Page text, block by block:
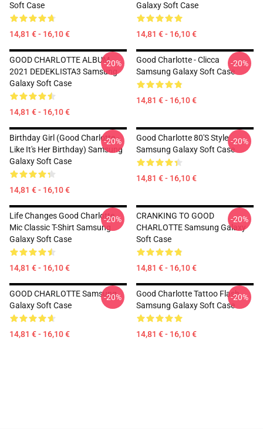
Soft Case
14,81 € - 16,10 €
Galaxy Soft Case
14,81 € - 16,10 €
GOOD CHARLOTTE ALBUM
2021 DEDEKLISTA3 Samsung
Galaxy Soft Case
14,81 € - 16,10 €
-20%
Good Charlotte - Clicca
Samsung Galaxy Soft Case
14,81 € - 16,10 €
-20%
Birthday Girl (Good Charlotte -
Like It's Her Birthday) Samsung
Galaxy Soft Case
14,81 € - 16,10 €
-20%
Good Charlotte 80's Style
Samsung Galaxy Soft Case
14,81 € - 16,10 €
-20%
Life Changes Good Charlotte
Mic Classic T-Shirt Samsung
Galaxy Soft Case
14,81 € - 16,10 €
-20%
CRANKING TO GOOD
CHARLOTTE Samsung Galaxy
Soft Case
14,81 € - 16,10 €
-20%
GOOD CHARLOTTE Samsung
Galaxy Soft Case
14,81 € - 16,10 €
-20%
Good Charlotte Tattoo Flash
Samsung Galaxy Soft Case
14,81 € - 16,10 €
-20%